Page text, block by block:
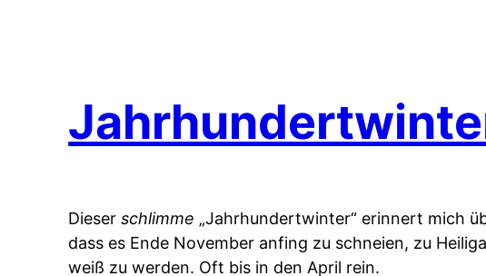
Dieserschlimme „Jahrhundertwinter“ erinnert mich
dass es Ende November anfing zu schneien, zu
weiß zu werden. Oft bis in den April rein.